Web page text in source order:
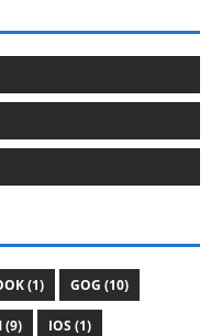
(1) GOG (10)
(9) IOS (1)